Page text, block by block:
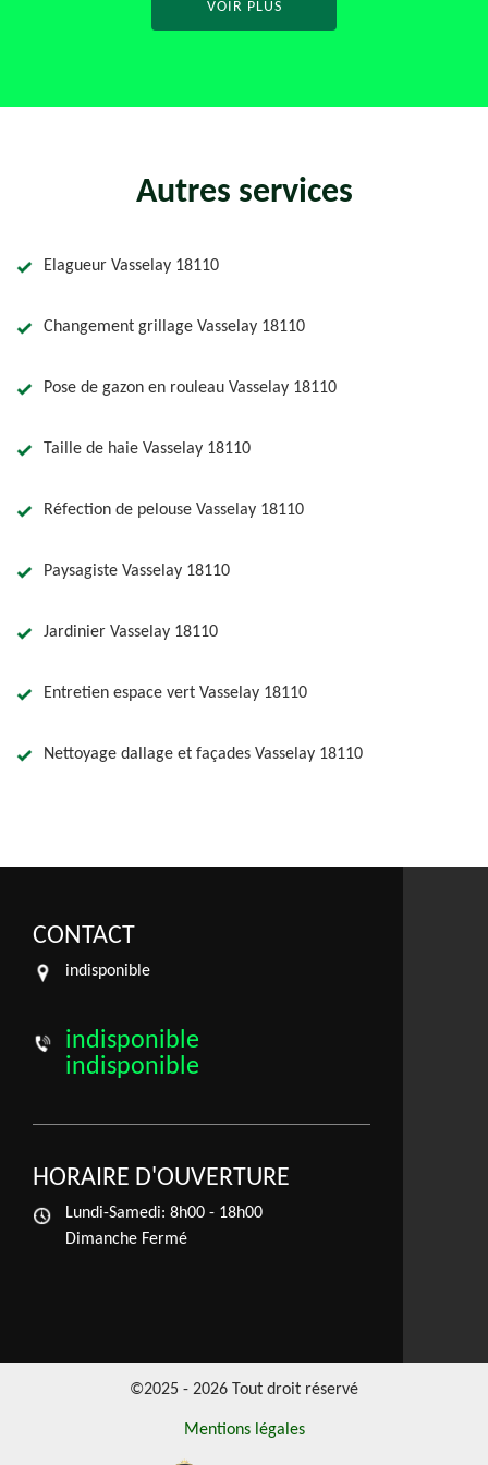
VOIR PLUS
Autres services
Elagueur Vasselay 18110
Changement grillage Vasselay 18110
Pose de gazon en rouleau Vasselay 18110
Taille de haie Vasselay 18110
Réfection de pelouse Vasselay 18110
Paysagiste Vasselay 18110
Jardinier Vasselay 18110
Entretien espace vert Vasselay 18110
Nettoyage dallage et façades Vasselay 18110
CONTACT
indisponible
indisponible
indisponible
HORAIRE D'OUVERTURE
Lundi-Samedi: 8h00 - 18h00
Dimanche Fermé
©2025 - 2026 Tout droit réservé
Mentions légales